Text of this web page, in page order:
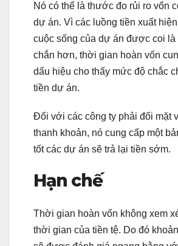
Nó có thể là thước đo rủi ro vốn
dự án. Vì các luồng tiền xuất
cuộc sống của dự án được coi là
chắn hơn, thời gian hoàn vốn
dấu hiệu cho thấy mức độ chắc
tiền dự án.
Đối với các công ty phải đối mặt
thanh khoản, nó cung cấp một
tốt các dự án sẽ trả lại tiền sớm.
Hạn chế
Thời gian hoàn vốn không xem
thời gian của tiền tệ. Do đó